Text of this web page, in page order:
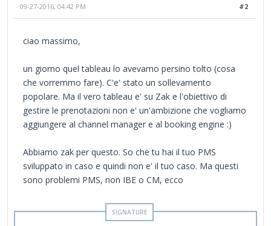
#2
09-27-2016, 04:42 PM
ciao massimo,
un giorno quel tableau lo avevamo persino tolto (cosa
che vorremmo fare). C'e' stato un sollevamento
popolare. Ma il vero tableau e' su Zak e l'obiettivo di
gestire le prenotazioni non e' un'ambizione che vogliamo
aggiungere al channel manager e al booking engine :)
Abbiamo zak per questo. So che tu hai il tuo PMS
sviluppato in caso e quindi non e' il tuo caso. Ma questi
sono problemi PMS, non IBE o CM, ecco